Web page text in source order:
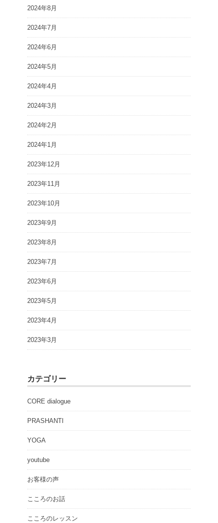
2024年8月
2024年7月
2024年6月
2024年5月
2024年4月
2024年3月
2024年2月
2024年1月
2023年12月
2023年11月
2023年10月
2023年9月
2023年8月
2023年7月
2023年6月
2023年5月
2023年4月
2023年3月
カテゴリー
CORE dialogue
PRASHANTI
YOGA
youtube
お客様の声
こころのお話
こころのレッスン